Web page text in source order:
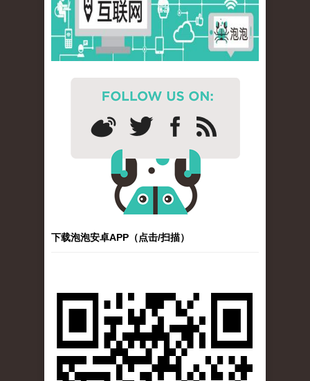
下载泡泡安卓APP（点击/扫描）